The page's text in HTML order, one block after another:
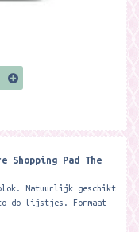
Shopping Pad The
Natuurlijk geschikt
do-lijstjes. Formaat